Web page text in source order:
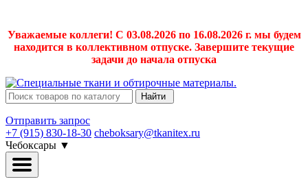
Уважаемые коллеги! С 03.08.2026 по 16.08.2026 г. мы будем
находится в коллективном отпуске. Завершите текущие
задачи до начала отпуска
Найти
Отправить запрос
+7 (915) 830-18-30 cheboksary@tkanitex.ru
Чебоксары ▼